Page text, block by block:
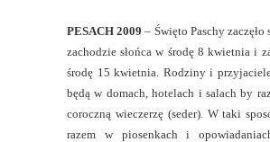
PESACH 2009– Święto Paschy zaczęło
zachodzie słońca w środę 8 kwietnia i
środę 15 kwietnia. Rodziny i
będą w domach, hotelach i salach by
coroczną wieczerzę (seder). W taki
razem w piosenkach i